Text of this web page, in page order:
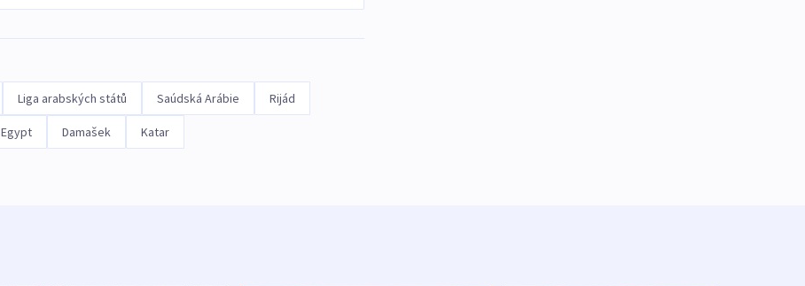
Liga arabských států Saúdská Arábie Rijád
Egypt Damašek Katar